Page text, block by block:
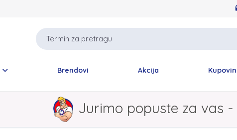
Brendovi Akcija
Jurimo popuste za vas